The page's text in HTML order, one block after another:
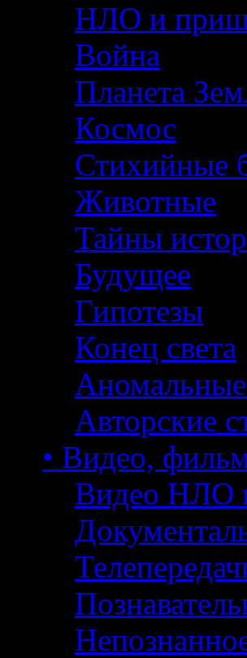
НЛО и
Война
Планета
Космос
Стихийные
Животные
Тайны
Будущее
Гипотезы
Конец света
Авторские
• Видео,
Видео НЛО